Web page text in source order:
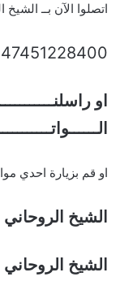
اتصلوا الآن بــ
او
او قم بزيارة احدي
الشيخ
الشيخ